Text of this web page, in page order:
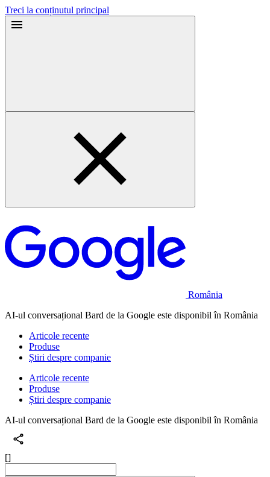
Treci la conținutul principal
România
AI-ul conversațional Bard de la Google este disponibil în România
Articole recente
Produse
Știri despre companie
Articole recente
Produse
Știri despre companie
AI-ul conversațional Bard de la Google este disponibil în România
[]